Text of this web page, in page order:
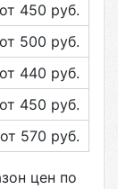
от 450 руб.
от 500 руб.
от 440 руб.
от 450 руб.
от 570 руб.
цен по